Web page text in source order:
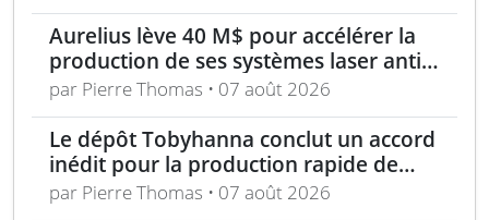
Aurelius lève 40 M$ pour accélérer la
production de ses systèmes laser anti-
drones
par Pierre Thomas • 07 août 2026
Le dépôt Tobyhanna conclut un accord
inédit pour la production rapide de
composants de sUAS
par Pierre Thomas • 07 août 2026